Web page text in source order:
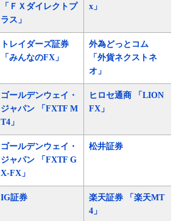
「ＦＸダイレクトプ
ラス」
x」
トレイダーズ証券
「みんなのFX」
外為どっとコム
「外貨ネクストネ
オ」
ゴールデンウェイ・
ジャパン 「FXTF M
T4」
ヒロセ通商 「LION
FX」
ゴールデンウェイ・
ジャパン 「FXTF G
X-FX」
松井証券
IG証券
楽天証券 「楽天MT
4」